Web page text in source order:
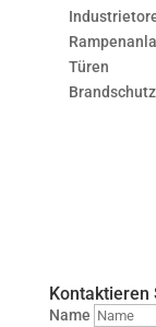
Türen
Kontaktieren
Name